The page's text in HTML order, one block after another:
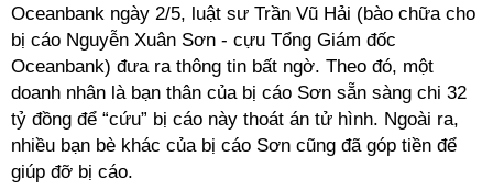
Oceanbank ngày 2/5, luật sư Trần Vũ Hải (bào chữa cho
bị cáo Nguyễn Xuân Sơn - cựu Tổng Giám đốc
Oceanbank) đưa ra thông tin bất ngờ. Theo đó, một
doanh nhân là bạn thân của bị cáo Sơn sẵn sàng chi 32
tỷ đồng để “cứu” bị cáo này thoát án tử hình. Ngoài ra,
nhiều bạn bè khác của bị cáo Sơn cũng đã góp tiền để
giúp đỡ bị cáo.